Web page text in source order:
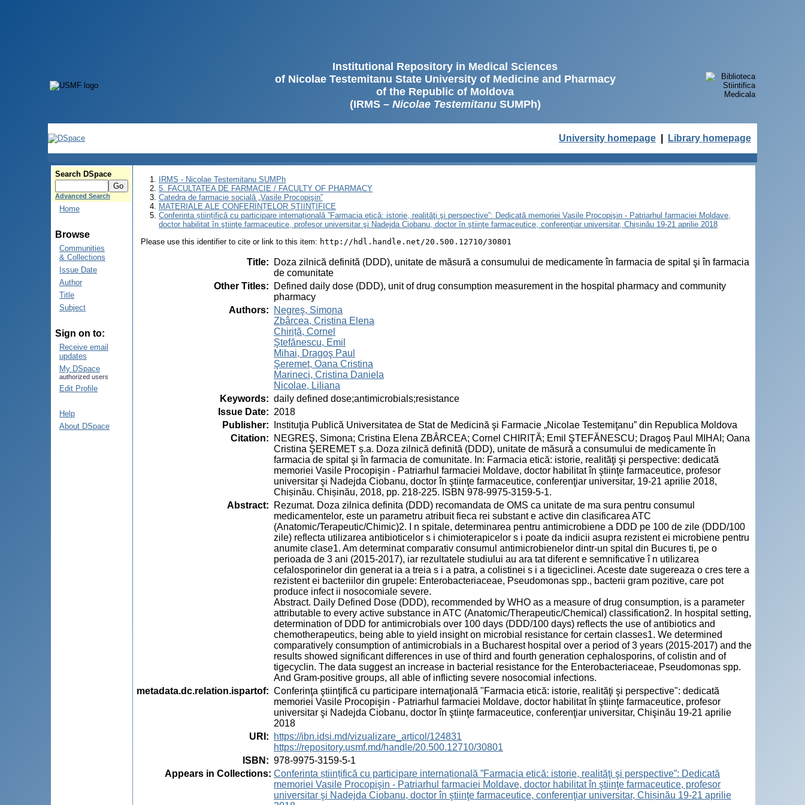
Institutional Repository in Medical Sciences
of Nicolae Testemitanu State University of Medicine and Pharmacy
of the Republic of Moldova
(IRMS – Nicolae TestemitanuSUMPh)
University homepage Library homepage
Search DSpace
Advanced Search
Home
Browse
Communities
& Collections
Issue Date
Author
Title
Subject
Sign on to:
Receive email
updates
My DSpace
authorized users
Edit Profile
Help
About DSpace
IRMS - Nicolae Testemitanu SUMPh
5. FACULTATEA DE FARMACIE / FACULTY OF PHARMACY
Catedra de farmacie socială „Vasile Procopişin”
MATERIALE ALE CONFERINȚELOR ȘTIINȚIFICE
Conferinta științifică cu participare internațională ”Farmacia etică: istorie, realităţi şi perspective”: Dedicată memoriei Vasile Procopişin - Patriarhul farmaciei Moldave,
doctor habilitat în ştiinţe farmaceutice, profesor universitar şi Nadejda Ciobanu, doctor în ştiinţe farmaceutice, conferenţiar universitar, Chișinău 19-21 aprilie 2018
Please use this identifier to cite or link to this item: http://hdl.handle.net/20.500.12710/30801
Title:
Doza zilnică definită (DDD), unitate de măsură a consumului de medicamente în farmacia de spital şi în farmacia
de comunitate
Other Titles:
Defined daily dose (DDD), unit of drug consumption measurement in the hospital pharmacy and community
pharmacy
Authors:
Negreş, Simona
Zbârcea, Cristina Elena
Chiriță, Cornel
Ştefănescu, Emil
Mihai, Dragoş Paul
Şeremet, Oana Cristina
Marineci, Cristina Daniela
Nicolae, Liliana
Keywords: daily defined dose;antimicrobials;resistance
Issue Date: 2018
Publisher:
Instituţia Publică Universitatea de Stat de Medicină şi Farmacie „Nicolae Testemiţanu” din Republica Moldova
Citation:
NEGREŞ, Simona; Cristina Elena ZBÂRCEA; Cornel CHIRIȚĂ; Emil ŞTEFĂNESCU; Dragoş Paul MIHAI; Oana
Cristina ŞEREMET ș.a. Doza zilnică definită (DDD), unitate de măsură a consumului de medicamente în
farmacia de spital şi în farmacia de comunitate. In: Farmacia etică: istorie, realităţi şi perspective: dedicată
memoriei Vasile Procopişin - Patriarhul farmaciei Moldave, doctor habilitat în ştiinţe farmaceutice, profesor
universitar şi Nadejda Ciobanu, doctor în ştiinţe farmaceutice, conferenţiar universitar, 19-21 aprilie 2018,
Chișinău. Chișinău, 2018, pp. 218-225. ISBN 978-9975-3159-5-1.
Abstract:
Rezumat. Doza zilnica definita (DDD) recomandata de OMS ca unitate de ma sura pentru consumul
medicamentelor, este un parametru atribuit fieca rei substant e active din clasificarea ATC
(Anatomic/Terapeutic/Chimic)2. I n spitale, determinarea pentru antimicrobiene a DDD pe 100 de zile (DDD/100
zile) reflecta utilizarea antibioticelor s i chimioterapicelor s i poate da indicii asupra rezistent ei microbiene pentru
anumite clase1. Am determinat comparativ consumul antimicrobienelor dintr-un spital din Bucures ti, pe o
perioada de 3 ani (2015-2017), iar rezultatele studiului au ara tat diferent e semnificative î n utilizarea
cefalosporinelor din generat ia a treia s i a patra, a colistinei s i a tigeciclinei. Aceste date sugereaza o cres tere a
rezistent ei bacteriilor din grupele: Enterobacteriaceae, Pseudomonas spp., bacterii gram pozitive, care pot
produce infect ii nosocomiale severe.
Abstract. Daily Defined Dose (DDD), recommended by WHO as a measure of drug consumption, is a parameter
attributable to every active substance in ATC (Anatomic/Therapeutic/Chemical) classification2. In hospital setting,
determination of DDD for antimicrobials over 100 days (DDD/100 days) reflects the use of antibiotics and
chemotherapeutics, being able to yield insight on microbial resistance for certain classes1. We determined
comparatively consumption of antimicrobials in a Bucharest hospital over a period of 3 years (2015-2017) and the
results showed significant differences in use of third and fourth generation cephalosporins, of colistin and of
tigecyclin. The data suggest an increase in bacterial resistance for the Enterobacteriaceae, Pseudomonas spp.
And Gram-positive groups, all able of inflicting severe nosocomial infections.
metadata.dc.relation.ispartof: Conferinţa ştiinţifică cu participare internaţională "Farmacia etică: istorie, realităţi şi perspective": dedicată
memoriei Vasile Procopişin - Patriarhul farmaciei Moldave, doctor habilitat în ştiinţe farmaceutice, profesor
universitar şi Nadejda Ciobanu, doctor în ştiinţe farmaceutice, conferenţiar universitar, Chişinău 19-21 aprilie
2018
URI :
https://ibn.idsi.md/vizualizare_articol/124831
https://repository.usmf.md/handle/20.500.12710/30801
ISBN : 978-9975-3159-5-1
Appears in Collections: Conferinta științifică cu participare internațională ”Farmacia etică: istorie, realităţi şi perspective”: Dedicată
memoriei Vasile Procopişin - Patriarhul farmaciei Moldave, doctor habilitat în ştiinţe farmaceutice, profesor
universitar şi Nadejda Ciobanu, doctor în ştiinţe farmaceutice, conferenţiar universitar, Chișinău 19-21 aprilie